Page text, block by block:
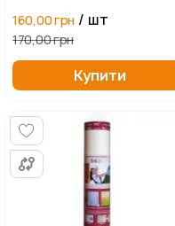
160,00 грн / шт
170,00 грн
Купити